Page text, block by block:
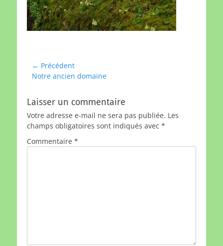
Navigation
de
← Précédent
Article
Notre ancien domaine
Laisser un commentaire
Votre adresse e-mail ne sera pas publiée. Les
champs obligatoires sont indiqués avec *
Commentaire *